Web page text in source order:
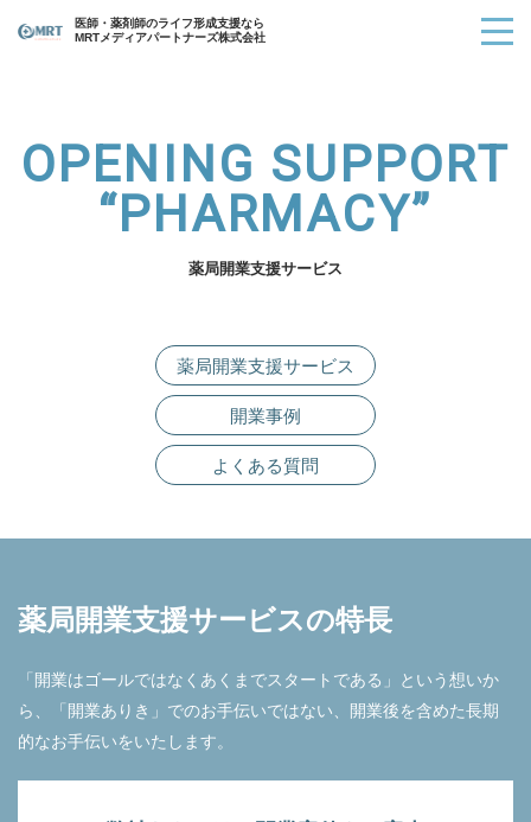
医師・薬剤師のライフ形成支援なら
MRTメディアパートナーズ株式会社
OPENING SUPPORT
“PHARMACY”
薬局開業支援サービス
薬局開業支援サービス
開業事例
よくある質問
薬局開業支援サービスの特長
「開業はゴールではなくあくまでスタートである」という想いか
ら、「開業ありき」でのお手伝いではない、開業後を含めた長期
的なお手伝いをいたします。